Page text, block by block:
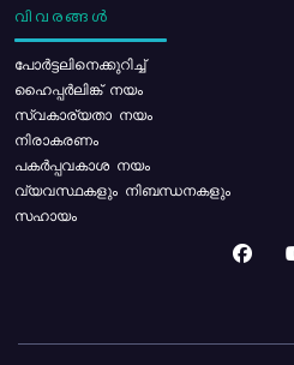
വിവരങ്ങൾ
പോര്‍ട്ടലിനെക്കുറിച്ച്
ഹൈപ്പർലിങ്ക് നയം
സ്വകാര്യതാ നയം
നിരാകരണം
പകർപ്പവകാശ നയം
വ്യവസ്ഥകളും നിബന്ധനകളും
സഹായം